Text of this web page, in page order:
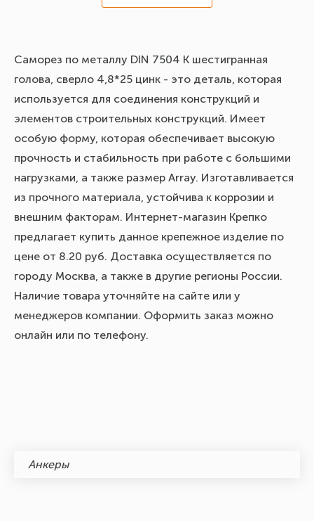
Саморез по металлу DIN 7504 К шестигранная
голова, сверло 4,8*25 цинк - это деталь, которая
используется для соединения конструкций и
элементов строительных конструкций. Имеет
особую форму, которая обеспечивает высокую
прочность и стабильность при работе с большими
нагрузками, а также размер Array. Изготавливается
из прочного материала, устойчива к коррозии и
внешним факторам. Интернет-магазин Крепко
предлагает купить данное крепежное изделие по
цене от 8.20 руб. Доставка осуществляется по
городу Москва, а также в другие регионы России.
Наличие товара уточняйте на сайте или у
менеджеров компании. Оформить заказ можно
онлайн или по телефону.
Анкеры